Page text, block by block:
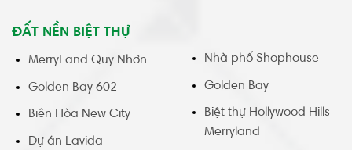
ĐẤT NỀN BIỆT THỰ
MerryLand Quy Nhơn
Golden Bay 602
Biên Hòa New City
Dự án Lavida
Nhà phố Shophouse
Golden Bay
Biệt thự Hollywood Hills
Merryland